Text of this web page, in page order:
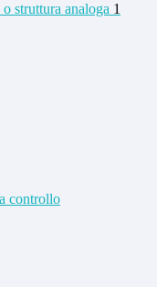
struttura analoga 1
controllo